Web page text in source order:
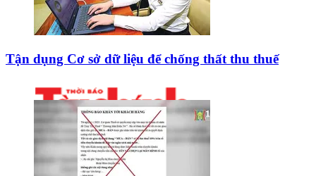
Tận dụng Cơ sở dữ liệu để chống thất thu thuế